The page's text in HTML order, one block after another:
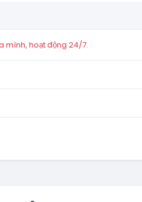
mình, hoạt động 24/7.